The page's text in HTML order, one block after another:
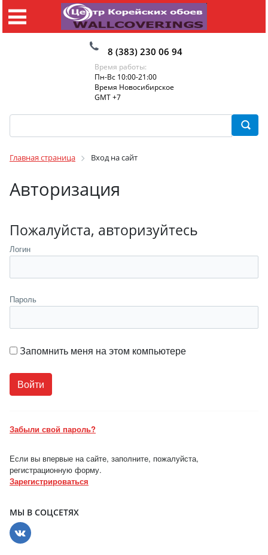
8 (383) 230 06 94
Время работы:
Пн-Вс 10:00-21:00
Время Новосибирское
GMT +7
Главная страница Вход на сайт
Авторизация
Пожалуйста, авторизуйтесь
Логин
Пароль
Запомнить меня на этом компьютере
Забыли свой пароль?
Если вы впервые на сайте, заполните, пожалуйста,
регистрационную форму.
Зарегистрироваться
МЫ В СОЦСЕТЯХ